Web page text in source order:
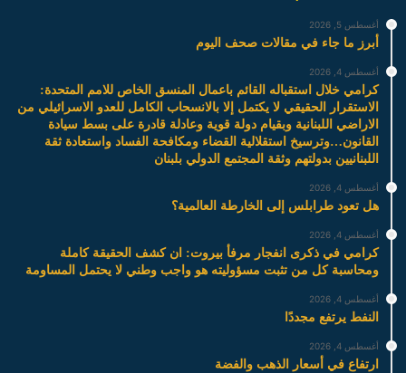
أغسطس 5, 2026
أبرز ما جاء في مقالات صحف اليوم
أغسطس 4, 2026
كرامي خلال استقباله القائم باعمال المنسق الخاص للامم المتحدة:
الاستقرار الحقيقي لا يكتمل إلا بالانسحاب الكامل للعدو الاسرائيلي من
الاراضي اللبنانية وبقيام دولة قوية وعادلة قادرة على بسط سيادة
القانون…وترسيخ استقلالية القضاء ومكافحة الفساد واستعادة ثقة
اللبنانيين بدولتهم وثقة المجتمع الدولي بلبنان
أغسطس 4, 2026
هل تعود طرابلس إلى الخارطة العالمية؟
أغسطس 4, 2026
كرامي في ذكرى انفجار مرفأ بيروت: ان كشف الحقيقة كاملة
ومحاسبة كل من تثبت مسؤوليته هو واجب وطني لا يحتمل المساومة
أغسطس 4, 2026
النفط يرتفع مجددًا
أغسطس 4, 2026
ارتفاع في أسعار الذهب والفضة